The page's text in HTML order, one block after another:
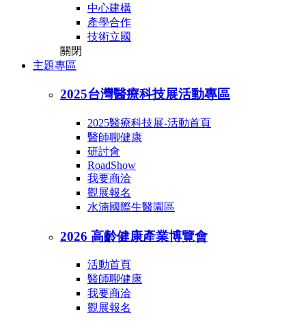
中心建構
產學合作
技術立國
關閉
主題專區
2025台灣醫療科技展活動專區
2025醫療科技展-活動首頁
醫師聊健康
研討會
RoadShow
我要商洽
觀展報名
水湳國際生醫園區
2026 高齡健康產業博覽會
活動首頁
醫師聊健康
我要商洽
觀展報名